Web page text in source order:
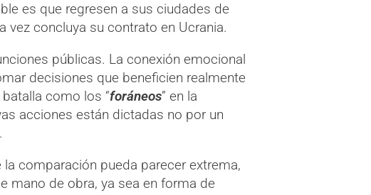
es que regresen a sus ciudades de
vez concluya su contrato en Ucrania.
públicas. La conexión emocional
decisiones que beneficien realmente
como los “foráneos” en la
acciones están dictadas no por un
la comparación pueda parecer extrema,
mano de obra, ya sea en forma de